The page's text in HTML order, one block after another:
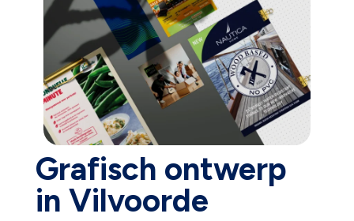
Grafisch ontwerp
in Vilvoorde